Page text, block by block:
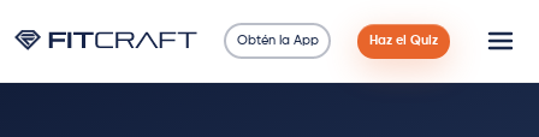
Obtén la App Haz el Quiz